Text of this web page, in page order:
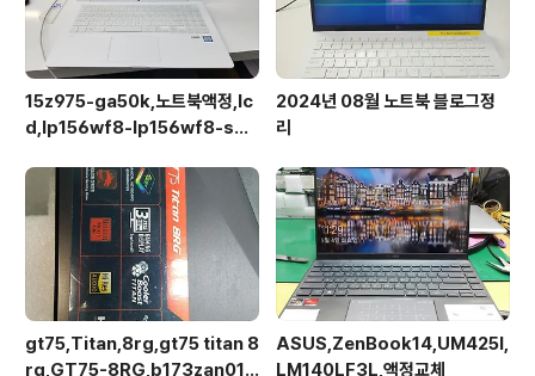
15z975-ga50k,노트북액정,lc
d,lp156wf8-lp156wf8-spa
2024년 08월 노트북 블로그정
리
gt75,Titan,8rg,gt75 titan 8
rg,GT75-8RG,b173zan01.1,
ASUS,ZenBook14,UM425I,
LM140LF3L,액정교체